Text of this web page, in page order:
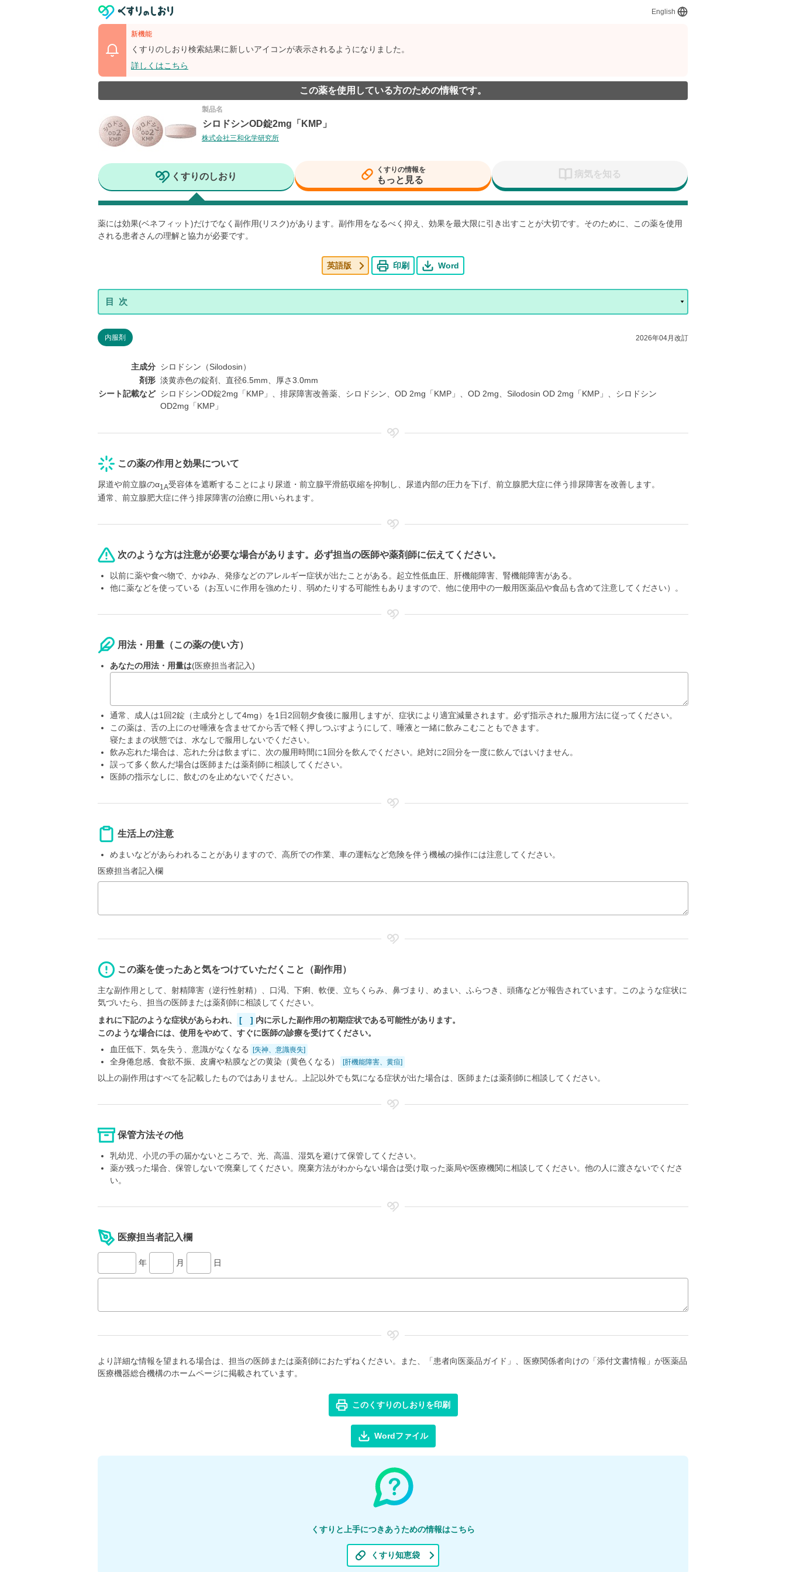
English
新機能
くすりのしおり検索結果に新しいアイコンが表示されるようになりました。
詳しくはこちら
この薬を使用している方のための情報です。
製品名
シロドシンOD錠2mg「KMP」
株式会社三和化学研究所
くすりのしおり
くすりの情報を
もっと見る
病気を知る
薬には効果(ベネフィット)だけでなく副作用(リスク)があります。副作用をなるべく抑え、効果を最大限に引き出すことが大切です。そのために、この薬を使用
される患者さんの理解と協力が必要です。
英語版 印刷 Word
内服剤 2026年04月改訂
主成分 シロドシン（Silodosin）
剤形 淡黄赤色の錠剤、直径6.5mm、厚さ3.0mm
シート記載など シロドシンOD錠2mg「KMP」、排尿障害改善薬、シロドシン、OD 2mg「KMP」、OD 2mg、Silodosin OD 2mg「KMP」、シロドシン
OD2mg「KMP」
この薬の作用と効果について
尿道や前立腺のα1A受容体を遮断することにより尿道・前立腺平滑筋収縮を抑制し、尿道内部の圧力を下げ、前立腺肥大症に伴う排尿障害を改善します。
通常、前立腺肥大症に伴う排尿障害の治療に用いられます。
次のような方は注意が必要な場合があります。必ず担当の医師や薬剤師に伝えてください。
以前に薬や食べ物で、かゆみ、発疹などのアレルギー症状が出たことがある。起立性低血圧、肝機能障害、腎機能障害がある。
他に薬などを使っている（お互いに作用を強めたり、弱めたりする可能性もありますので、他に使用中の一般用医薬品や食品も含めて注意してください）。
用法・用量（この薬の使い方）
あなたの用法・用量は(医療担当者記入)
通常、成人は1回2錠（主成分として4mg）を1日2回朝夕食後に服用しますが、症状により適宜減量されます。必ず指示された服用方法に従ってください。
この薬は、舌の上にのせ唾液を含ませてから舌で軽く押しつぶすようにして、唾液と一緒に飲みこむこともできます。
寝たままの状態では、水なしで服用しないでください。
飲み忘れた場合は、忘れた分は飲まずに、次の服用時間に1回分を飲んでください。絶対に2回分を一度に飲んではいけません。
誤って多く飲んだ場合は医師または薬剤師に相談してください。
医師の指示なしに、飲むのを止めないでください。
生活上の注意
めまいなどがあらわれることがありますので、高所での作業、車の運転など危険を伴う機械の操作には注意してください。
医療担当者記入欄
この薬を使ったあと気をつけていただくこと（副作用）
主な副作用として、射精障害（逆行性射精）、口渇、下痢、軟便、立ちくらみ、鼻づまり、めまい、ふらつき、頭痛などが報告されています。このような症状に
気づいたら、担当の医師または薬剤師に相談してください。
まれに下記のような症状があらわれ、
[ ] 内に示した副作用の初期症状である可能性があります。
このような場合には、使用をやめて、すぐに医師の診療を受けてください。
血圧低下、気を失う、意識がなくなる
[失神、意識喪失]
全身倦怠感、食欲不振、皮膚や粘膜などの黄染（黄色くなる） [肝機能障害、黄疸]
以上の副作用はすべてを記載したものではありません。上記以外でも気になる症状が出た場合は、医師または薬剤師に相談してください。
保管方法その他
乳幼児、小児の手の届かないところで、光、高温、湿気を避けて保管してください。
薬が残った場合、保管しないで廃棄してください。廃棄方法がわからない場合は受け取った薬局や医療機関に相談してください。他の人に渡さないでくださ
い。
医療担当者記入欄
年 月 日
より詳細な情報を望まれる場合は、担当の医師または薬剤師におたずねください。また、「患者向医薬品ガイド」、医療関係者向けの「添付文書情報」が医薬品
医療機器総合機構のホームページに掲載されています。
このくすりのしおりを印刷
Wordファイル
くすりと上手につきあうための情報はこちら
くすり知恵袋